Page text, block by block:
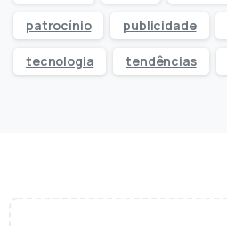
patrocínio publicidade
tecnologia tendências